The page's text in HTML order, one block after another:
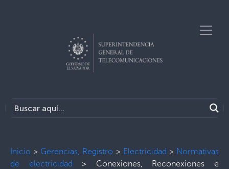
Inicio > Gerencias, Registro > Electricidad > Normativas
de electricidad > Conexiones, Reconexiones e